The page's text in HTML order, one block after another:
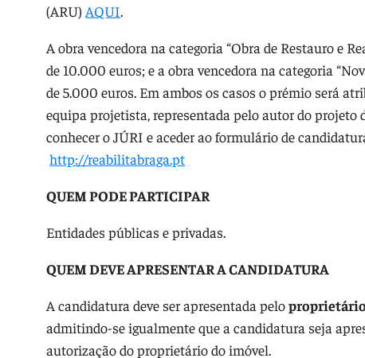
(ARU) AQUI
A obra vencedora na categoria “Obra de Restauro e
de 10.000 euros; e a obra vencedora na categoria
de 5.000 euros. Em ambos os casos o prémio será
equipa projetista, representada pelo autor do projeto
conhecer o JÚRI e aceder ao formulário de
http://reabilitabraga.pt
QUEM PODE PARTICIPAR
Entidades públicas e privadas.
QUEM DEVE APRESENTAR A CANDIDATURA
A candidatura deve ser apresentada pelo
admitindo-se igualmente que a candidatura seja
autorização do proprietário do imóvel.